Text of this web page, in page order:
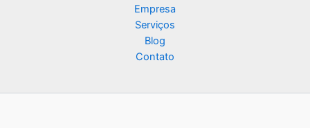
Empresa
Serviços
Blog
Contato